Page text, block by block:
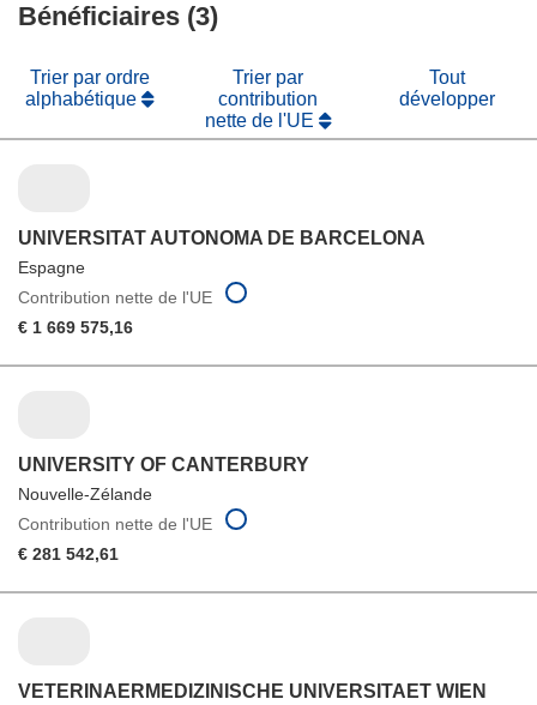
Bénéficiaires (3)
Trier par ordre
alphabétique
Trier par
contribution
nette de l'UE
Tout
développer
UNIVERSITAT AUTONOMA DE BARCELONA
Espagne
Contribution nette de l'UE
€ 1 669 575,16
UNIVERSITY OF CANTERBURY
Nouvelle-Zélande
Contribution nette de l'UE
€ 281 542,61
VETERINAERMEDIZINISCHE UNIVERSITAET WIEN